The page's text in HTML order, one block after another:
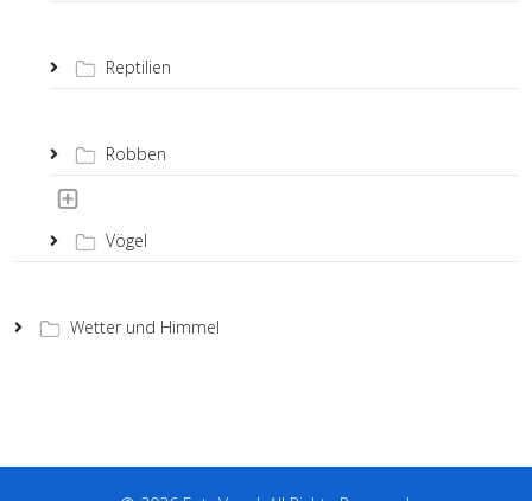
Reptilien
Robben
Vögel
Wetter und Himmel